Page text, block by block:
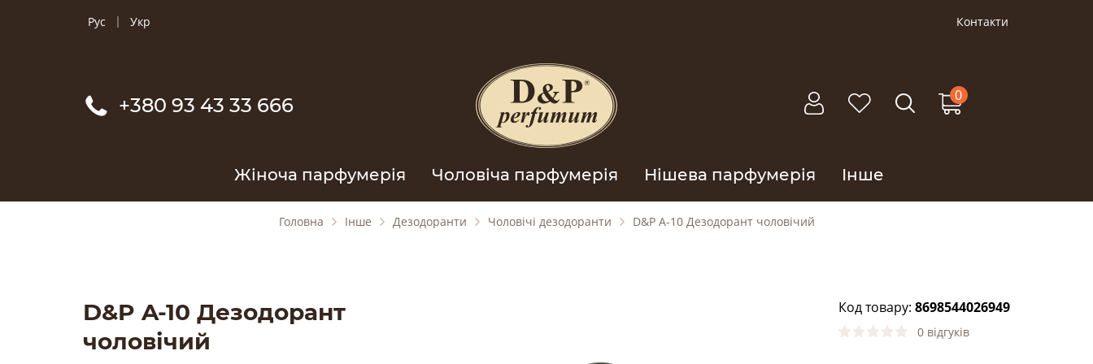
Рус Укр Контакти
+380 93 43 33 666 0
Жіноча парфумерія Чоловіча парфумерія Нішева парфумерія Інше
Головна Інше Дезодоранти Чоловічі дезодоранти D&P A-10 Дезодорант чоловічий
D&P A-10 Дезодорант
чоловічий
Код товару: 8698544026949
0 відгуків